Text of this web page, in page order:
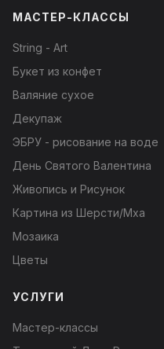
МАСТЕР-КЛАССЫ
String - Art
Букет из конфет
Валяние сухое
Декупаж
ЭБРУ - рисование на воде
День Святого Валентина
Живопись и Рисунок
Картина из Шерсти/Мха
Мозаика
Цветы
УСЛУГИ
Мастер-классы